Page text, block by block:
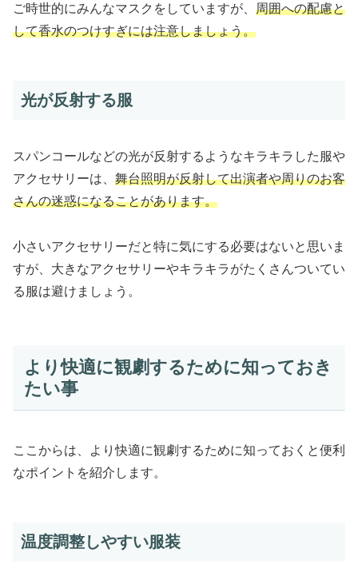
ご時世的にみんなマスクをしていますが、 周囲への配慮と
して香水のつけすぎには注意しましょう。
光が反射する服
スパンコールなどの光が反射するようなキラキラした服や
アクセサリーは、 舞台照明が反射して出演者や周りのお客
さんの迷惑になることがあります。
小さいアクセサリーだと特に気にする必要はないと思いま
すが、大きなアクセサリーやキラキラがたくさんついてい
る服は避けましょう。
より快適に観劇するために知っておき
たい事
ここからは、より快適に観劇するために知っておくと便利
なポイントを紹介します。
温度調整しやすい服装